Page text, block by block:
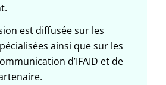
est diffusée sur les
ainsi que sur les
d’IFAID et de